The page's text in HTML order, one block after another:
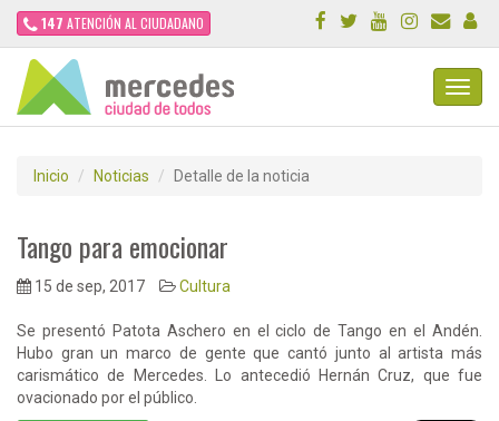
147 ATENCIÓN AL CIUDADANO
Inicio Noticias Detalle de la noticia
Tango para emocionar
15 de sep, 2017 Cultura
Se presentó Patota Aschero en el ciclo de Tango en el Andén.
Hubo gran un marco de gente que cantó junto al artista más
carismático de Mercedes. Lo antecedió Hernán Cruz, que fue
ovacionado por el público.